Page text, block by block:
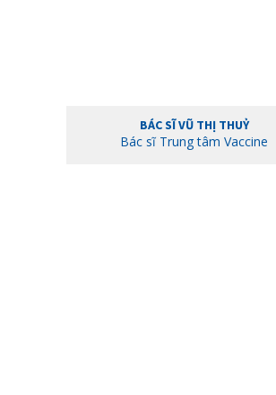
BÁC SĨ VŨ THỊ THUỶ
Bác sĩ Trung tâm Vaccine